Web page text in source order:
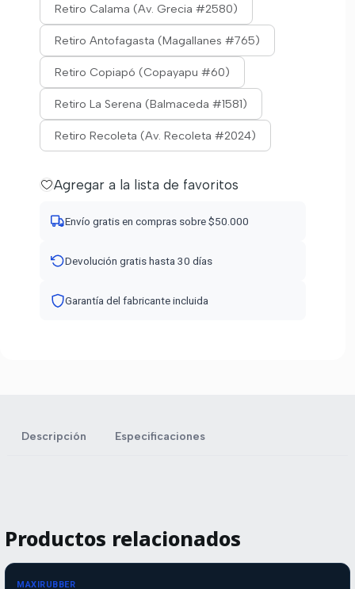
Retiro Calama (Av. Grecia #2580)
Retiro Antofagasta (Magallanes #765)
Retiro Copiapó (Copayapu #60)
Retiro La Serena (Balmaceda #1581)
Retiro Recoleta (Av. Recoleta #2024)
Agregar a la lista de favoritos
Envío gratis en compras sobre $50.000
Devolución gratis hasta 30 días
Garantía del fabricante incluida
Descripción Especificaciones
Productos relacionados
Agotado
MAXIRUBBER